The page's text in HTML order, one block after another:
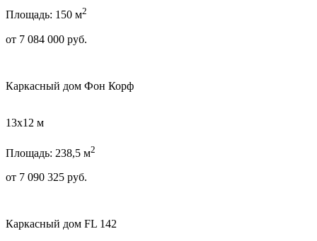
Площадь: 150 м2
от 7 084 000 руб.
Каркасный дом Фон Корф
13х12 м
Площадь: 238,5 м2
от 7 090 325 руб.
Каркасный дом FL 142